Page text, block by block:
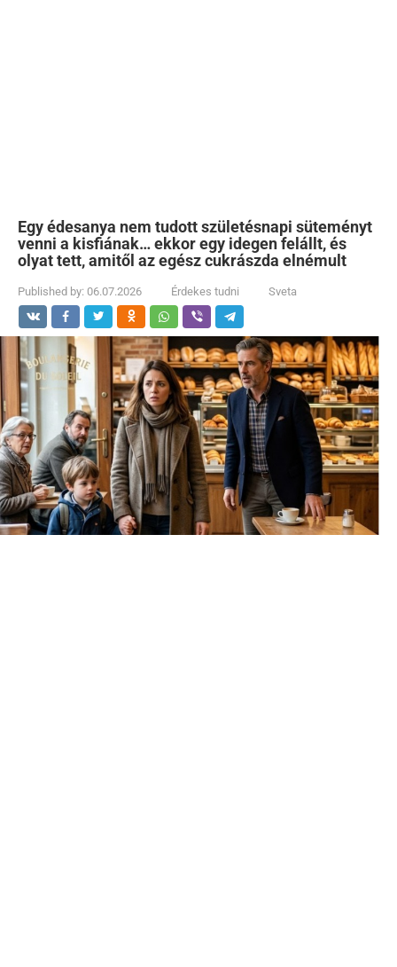
Egy édesanya nem tudott születésnapi süteményt
venni a kisfiának… ekkor egy idegen felállt, és
olyat tett, amitől az egész cukrászda elnémult
Published by: 06.07.2026 Érdekes tudni Sveta